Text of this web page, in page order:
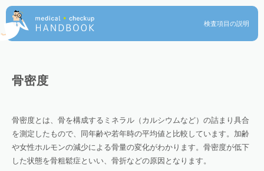
検査項目の説明
骨密度
骨密度とは、骨を構成するミネラル（カルシウムなど）の詰まり具合
を測定したもので、同年齢や若年時の平均値と比較しています。加齢
や女性ホルモンの減少による骨量の変化がわかります。骨密度が低下
した状態を骨粗鬆症といい、骨折などの原因となります。